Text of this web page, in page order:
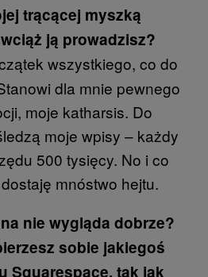
trącącej myszką
ją prowadzisz?
wszystkiego, co do
dla mnie pewnego
moje katharsis. Do
moje wpisy – każdy
500 tysięcy. No i co
mnóstwo hejtu.
nie wygląda dobrze?
sobie jakiegoś
Squarespace, tak jak